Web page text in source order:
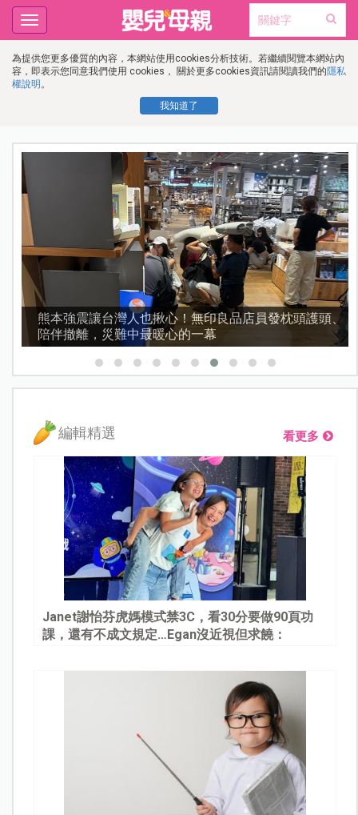
為提供您更多優質的內容，本網站使用cookies分析技術。若繼續閱覽本網站內
容，即表示您同意我們使用 cookies， 關於更多cookies資訊請閱讀我們的隱私
權說明 。
我知道了
Toggle
navigation
好的副食品豬肉要怎麼選？媽媽挑選優質蛋白質來源要
先懂這幾件事
編輯精選 看更多
Janet謝怡芬虎媽模式禁3C，看30分要做90頁功
課，還有不成文規定…Egan沒近視但求饒：